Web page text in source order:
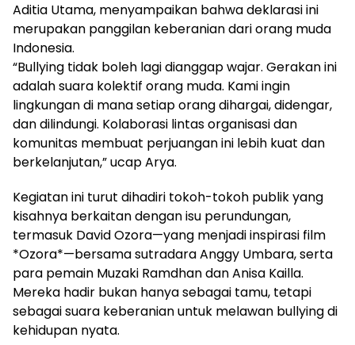
Aditia Utama, menyampaikan bahwa deklarasi ini
merupakan panggilan keberanian dari orang muda
Indonesia.
“Bullying tidak boleh lagi dianggap wajar. Gerakan ini
adalah suara kolektif orang muda. Kami ingin
lingkungan di mana setiap orang dihargai, didengar,
dan dilindungi. Kolaborasi lintas organisasi dan
komunitas membuat perjuangan ini lebih kuat dan
berkelanjutan,” ucap Arya.
Kegiatan ini turut dihadiri tokoh-tokoh publik yang
kisahnya berkaitan dengan isu perundungan,
termasuk David Ozora—yang menjadi inspirasi film
*Ozora*—bersama sutradara Anggy Umbara, serta
para pemain Muzaki Ramdhan dan Anisa Kailla.
Mereka hadir bukan hanya sebagai tamu, tetapi
sebagai suara keberanian untuk melawan bullying di
kehidupan nyata.